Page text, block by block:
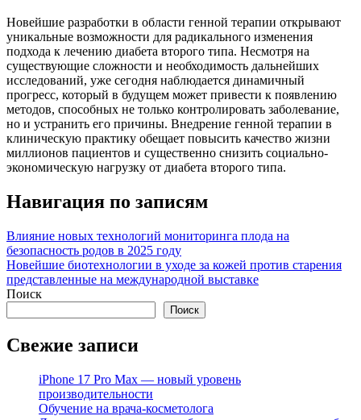
Новейшие разработки в области генной терапии открывают
уникальные возможности для радикального изменения
подхода к лечению диабета второго типа. Несмотря на
существующие сложности и необходимость дальнейших
исследований, уже сегодня наблюдается динамичный
прогресс, который в будущем может привести к появлению
методов, способных не только контролировать заболевание,
но и устранить его причины. Внедрение генной терапии в
клиническую практику обещает повысить качество жизни
миллионов пациентов и существенно снизить социально-
экономическую нагрузку от диабета второго типа.
Навигация по записям
Влияние новых технологий мониторинга плода на
безопасность родов в 2025 году
Новейшие биотехнологии в уходе за кожей против старения
представленные на международной выставке
Поиск
Поиск
Свежие записи
iPhone 17 Pro Max — новый уровень
производительности
Обучение на врача-косметолога